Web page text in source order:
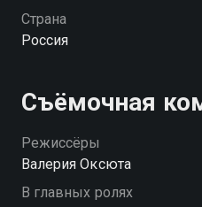
российского шоу-бизнеса
сериала, а также ответят
Страна
Россия
Съёмочная
Режиссёры
Валерия Оксюта
В главных ролях